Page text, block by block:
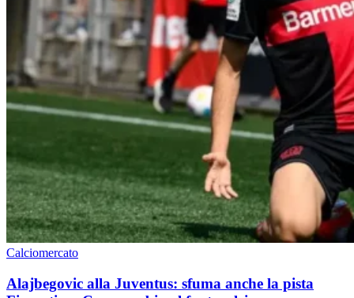
Calciomercato
Alajbegovic alla Juventus: sfuma anche la pista